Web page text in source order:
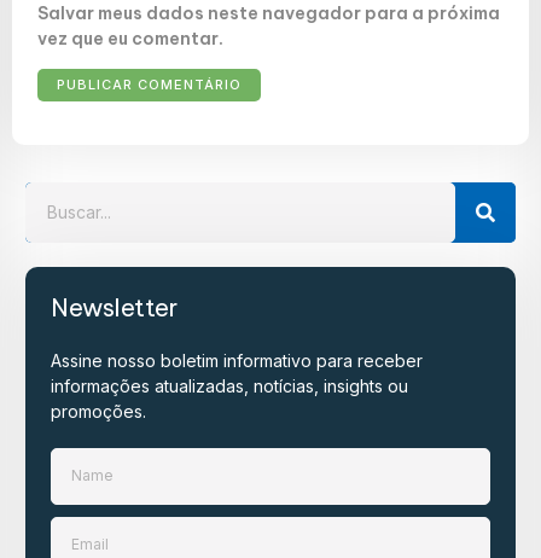
Salvar meus dados neste navegador para a próxima
vez que eu comentar.
Newsletter
Assine nosso boletim informativo para receber
informações atualizadas, notícias, insights ou
promoções.​